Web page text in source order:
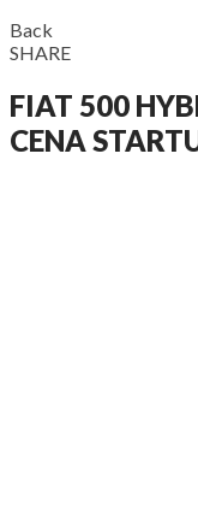
Back
SHARE
FIAT 500
CENA